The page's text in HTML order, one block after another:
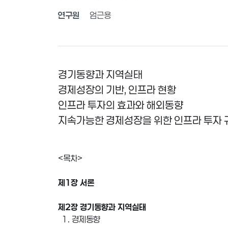
연구원 엄근용
경기동향과 지역실태
경제성장의 기반, 인프라 현황
인프라 투자의 효과와 해외동향
지속가능한 경제성장을 위한 인프라 투자
<목차>
제1장 서론
제2장 경기동향과 지역실태
1. 경제동향